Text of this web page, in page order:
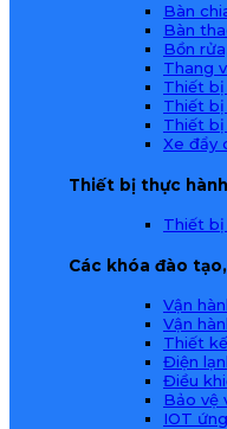
Bàn
Bàn
Bồn
Thang
Thiết
Thiết bị
Thiết bị
Xe đẩy
Thiết bị thực
Thiết
Các khóa đào
Vận
Vận
Thiết
Điện
Điều
Bảo vệ
IOT